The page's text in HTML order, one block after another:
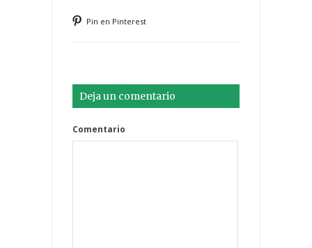
Pin en Pinterest
Deja un comentario
Comentario